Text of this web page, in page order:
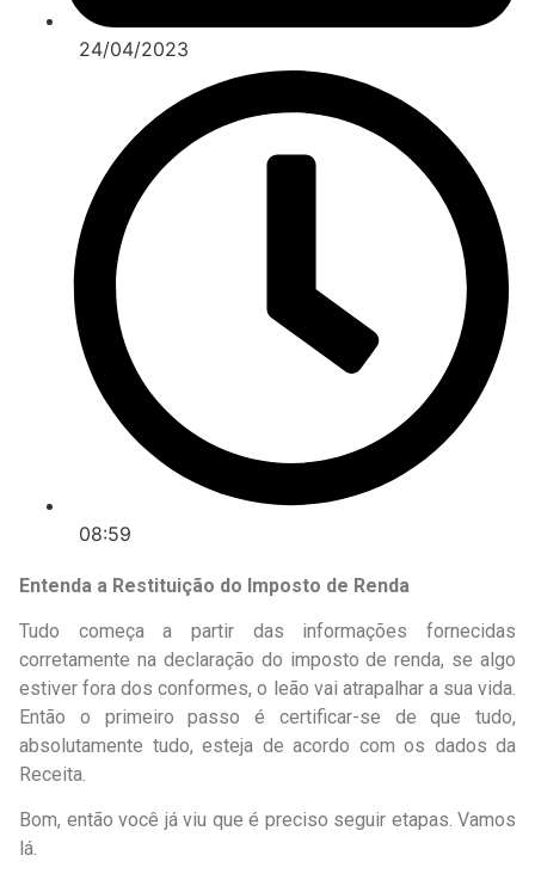
24/04/2023
08:59
Entenda a Restituição do Imposto de Renda
Tudo começa a partir das informações fornecidas
corretamente na declaração do imposto de renda, se algo
estiver fora dos conformes, o leão vai atrapalhar a sua vida.
Então o primeiro passo é certificar-se de que tudo,
absolutamente tudo, esteja de acordo com os dados da
Receita.
Bom, então você já viu que é preciso seguir etapas. Vamos
lá.